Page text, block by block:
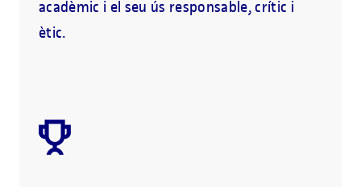
acadèmic i el seu ús responsable, crític i
ètic.